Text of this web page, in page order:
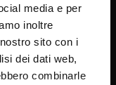
media e per
inoltre
sito con i
dei dati web,
combinarle